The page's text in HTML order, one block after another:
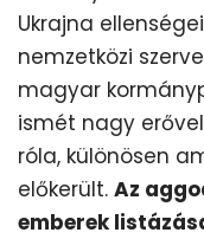
Ukrajna
nemzetközi
magyar
ismét nagy
róla, különösen
előkerült. Az
emberek